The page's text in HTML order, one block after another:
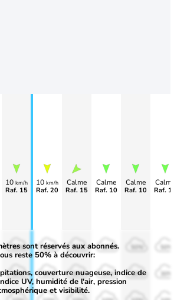
10 km/h
Raf. 15
10 km/h
Raf. 20
Calme
Raf. 15
Calme
Raf. 10
Calme
Raf. 10 Raf.
50%
30%
50%
30%
50%
30%
50%
30% 30% 30%
sont réservés aux abonnés.
reste 50% à découvrir:
couverture nuageuse, indice de
UV, humidité de l'air, pression
et visibilité.